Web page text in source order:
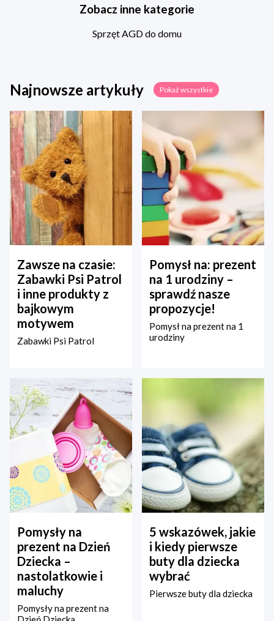
Zobacz inne kategorie
Sprzęt AGD do domu
Najnowsze artykuły Pokaż wszystkie
Zawsze na czasie:
Zabawki Psi Patrol
i inne produkty z
bajkowym
motywem
Zabawki Psi Patrol
Pomysł na: prezent
na 1 urodziny –
sprawdź nasze
propozycje!
Pomysł na prezent na 1
urodziny
Pomysły na
prezent na Dzień
Dziecka –
nastolatkowie i
maluchy
Pomysły na prezent na
5 wskazówek, jakie
i kiedy pierwsze
buty dla dziecka
wybrać
Pierwsze buty dla dziecka